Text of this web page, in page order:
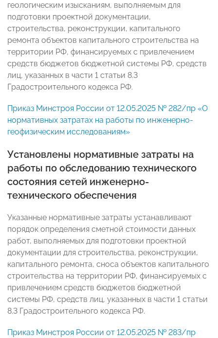
геологическим изысканиям, выполняемым для
подготовки проектной документации,
строительства, реконструкции, капитального
ремонта объектов капитального строительства на
территории РФ, финансируемых с привлечением
средств бюджетов бюджетной системы РФ, средств
лиц, указанных в части 1 статьи 8.3
Градостроительного кодекса РФ.
Приказ Минстроя России от 12.05.2025 № 282/пр «О
нормативных затратах на работы по инженерно-
геофизическим исследованиям»
Установлены нормативные затраты на
работы по обследованию технического
состояния сетей инженерно-
технического обеспечения
Указанные нормативные затраты устанавливают
порядок определения сметной стоимости данных
работ, выполняемых для подготовки проектной
документации для строительства, реконструкции,
капитального ремонта, сноса объектов капитального
строительства на территории РФ, финансируемых с
привлечением средств бюджетов бюджетной
системы РФ, средств лиц, указанных в части 1 статьи
8.3 Градостроительного кодекса РФ.
Приказ Минстроя России от 12.05.2025 № 283/пр